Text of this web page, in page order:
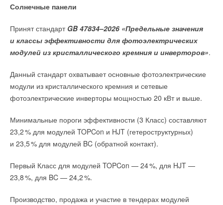
Солнечные панели
Принят стандарт GB 47834–2026 «Предельные значения
и классы эффективности для фотоэлектрических
модулей из кристаллического кремния и инверторов».
Данный стандарт охватывает основные фотоэлектрические
модули из кристаллического кремния и сетевые
фотоэлектрические инверторы мощностью 20 кВт и выше.
Минимальные пороги эффективности (3 Класс) составляют
23,2% для модулей TOPCon и HJT (гетероструктурных)
и 23,5% для модулей BC (обратной контакт).
Первый Класс для модулей TOPCon — 24%, для HJT —
23,8%, для BC — 24,2%.
Производство, продажа и участие в тендерах модулей
НОВОСТИ СОК 27 ИЮЛЯ 2026
НОВОСТИ СОК 24 ИЮЛЯ 2026
В этой теме еще нет комментариев
Добавить комментарий
НОВОСТИ СОК 24 ИЮЛЯ 2026
ветроэлектростанции
НОВОСТИ СОК 23 ИЮЛЯ 2026
→
LONGi вновь установила мировой рекорд
эффективности тандемных солнечных элементов —
35,5%
→
Германия подключила более 1 ГВт морской
ветроэнергетики за полгода
НОВОСТИ СОК 22 ИЮЛЯ 2026
Уведомления отключены
Комментарии